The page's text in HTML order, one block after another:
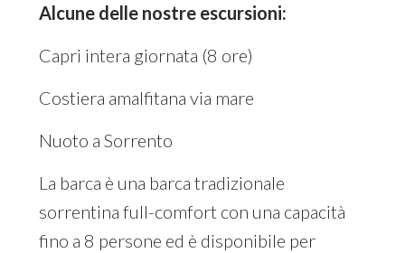
Alcune delle nostre escursioni:
Capri intera giornata (8 ore)
Costiera amalfitana via mare
Nuoto a Sorrento
La barca è una barca tradizionale
sorrentina full-comfort con una capacità
fino a 8 persone ed è disponibile per